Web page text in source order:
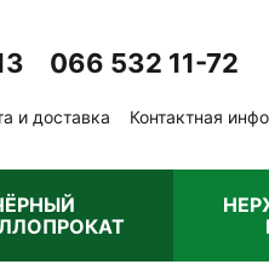
066 532 11-72
и доставка Контактная